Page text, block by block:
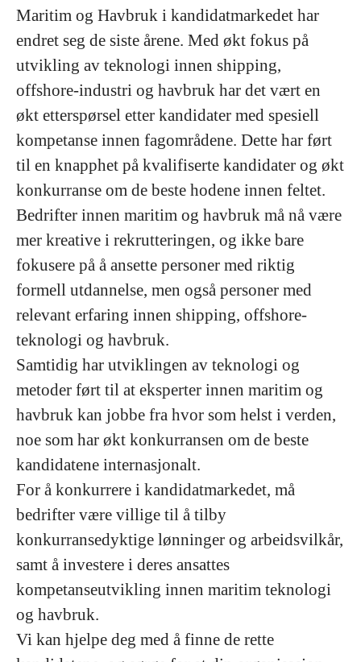
Maritim og Havbruk i kandidatmarkedet har
endret seg de siste årene. Med økt fokus på
utvikling av teknologi innen shipping,
offshore-industri og havbruk har det vært en
økt etterspørsel etter kandidater med spesiell
kompetanse innen fagområdene. Dette har ført
til en knapphet på kvalifiserte kandidater og økt
konkurranse om de beste hodene innen feltet.
Bedrifter innen maritim og havbruk må nå være
mer kreative i rekrutteringen, og ikke bare
fokusere på å ansette personer med riktig
formell utdannelse, men også personer med
relevant erfaring innen shipping, offshore-
teknologi og havbruk.
Samtidig har utviklingen av teknologi og
metoder ført til at eksperter innen maritim og
havbruk kan jobbe fra hvor som helst i verden,
noe som har økt konkurransen om de beste
kandidatene internasjonalt.
For å konkurrere i kandidatmarkedet, må
bedrifter være villige til å tilby
konkurransedyktige lønninger og arbeidsvilkår,
samt å investere i deres ansattes
kompetanseutvikling innen maritim teknologi
og havbruk.
Vi kan hjelpe deg med å finne de rette